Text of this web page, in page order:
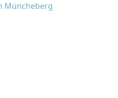
Müncheberg